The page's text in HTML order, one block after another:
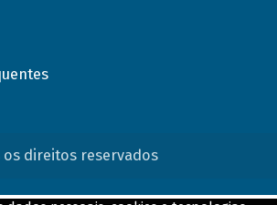
os direitos reservados